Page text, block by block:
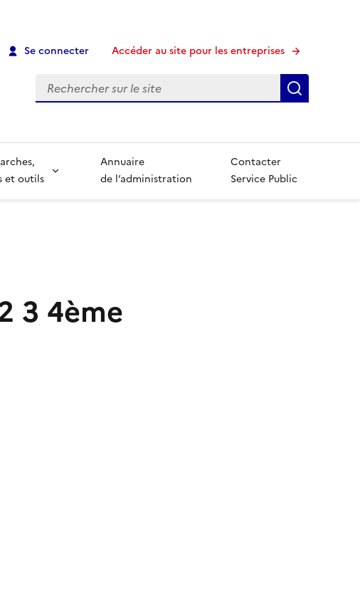
Se connecter Accéder au site pour les entreprises
Recherche
et outils
Annuaire
de l’administration
Contacter
Service Public
3 4ème